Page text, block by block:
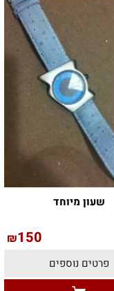
שעון מיוחד
₪150
פרטים נוספים